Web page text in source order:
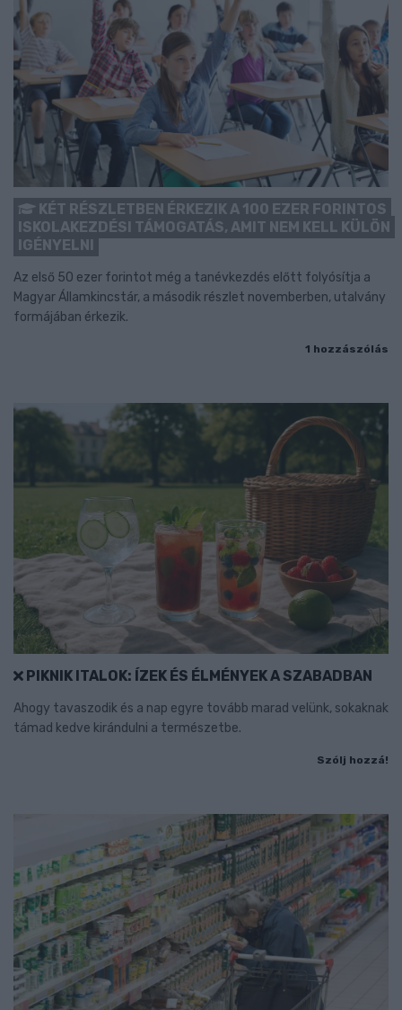
KÉT RÉSZLETBEN ÉRKEZIK A 100 EZER FORINTOS
ISKOLAKEZDÉSI TÁMOGATÁS, AMIT NEM KELL KÜLÖN
IGÉNYELNI
Az első 50 ezer forintot még a tanévkezdés előtt folyósítja a
Magyar Államkincstár, a második részlet novemberben, utalvány
formájában érkezik.
1 hozzászólás
PIKNIK ITALOK: ÍZEK ÉS ÉLMÉNYEK A SZABADBAN
Ahogy tavaszodik és a nap egyre tovább marad velünk, sokaknak
támad kedve kirándulni a természetbe.
Szólj hozzá!